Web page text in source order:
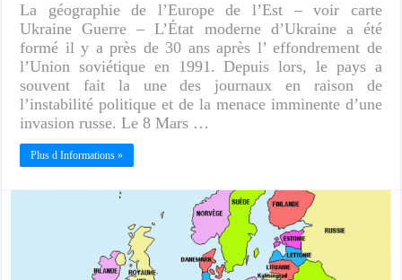
La géographie de l’Europe de l’Est – voir carte
Ukraine Guerre – L’État moderne d’Ukraine a été
formé il y a près de 30 ans après l’ effondrement de
l’Union soviétique en 1991. Depuis lors, le pays a
souvent fait la une des journaux en raison de
l’instabilité politique et de la menace imminente d’une
invasion russe. Le 8 Mars …
Plus d Informations »